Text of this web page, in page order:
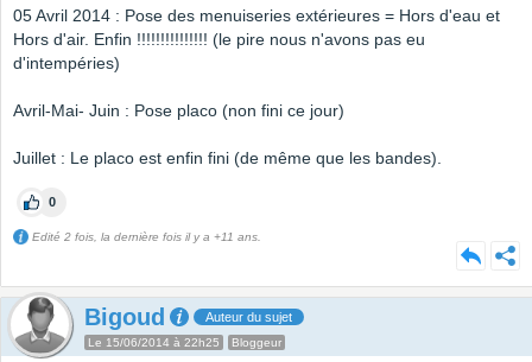
05 Avril 2014 : Pose des menuiseries extérieures = Hors d'eau et
Hors d'air. Enfin !!!!!!!!!!!!!!! (le pire nous n'avons pas eu
d'intempéries)
Avril-Mai- Juin : Pose placo (non fini ce jour)
Juillet : Le placo est enfin fini (de même que les bandes).
0
Edité 2 fois, la dernière fois il y a +11 ans.
Bigoud Auteur du sujet
Le 15/06/2014 à 22h25 Bloggeur